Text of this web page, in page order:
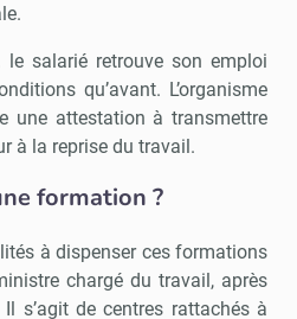
le salarié retrouve son emploi
qu’avant. L’organisme
une attestation à transmettre
à la reprise du travail.
formation ?
à dispenser ces formations
chargé du travail, après
s’agit de centres rattachés à